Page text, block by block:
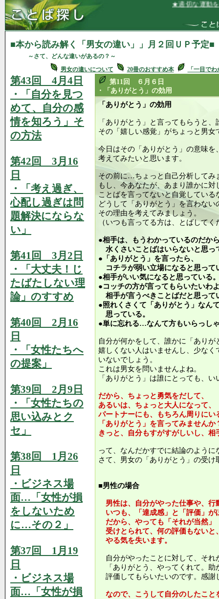
★適切な運動を楽しく毎
■本から読み解く「男女の違い」」月２回ＵＰ予定■
～さて、どんな違いがあるの？～
男女の違いについて
20冊のおすすめ本 「一目で
第43回 4月4日
・「自分を見つ
めて、自分の感
情を知ろう」そ
の方法
第42回 3月16
日
・「考え過ぎ、
心配し過ぎは問
題解決にならな
い」
第41回 3月2日
・「大丈夫！じ
たばたしない理
論」のすすめ
第40回 2月16
日
・「女性たちへ
の提案」
第39回 2月9日
・「女性たちの
思い込みとク
セ」
第38回 1月26
日
・ビジネス場
面…「女性が損
をしないため
に…その２」
第37回 1月19
日
・ビジネス場
面…「女性が損
第11回 ６月６日
・「ありがとう」の効用
「ありがとう」の効用
「ありがとう」と言ってもらうと
その「嬉しい感覚」がちょっと男女
今日はその「ありがとう」の意味を
考えてみたいと思います。
その前に…ちょっと自己分析してみ
もし、今あなたが、あまり誰かに
ことばを言ってないと自覚してい
どうして「ありがとう」を言わな
その理由を考えてみましょう。
（いつも言ってる方は、とばしてく
●相手は、もうわかっているのだか
水くさいことばはいらないと思っ
●「ありがとう」を言ったら、
コチラが弱い立場になると思って
●相手がいい気になると思っている
●コッチの方が言ってもらいたいわ
相手が言うべきことばだと思って
●照れくさくて「ありがとう」なん
思っている。
●単に忘れる…なんて方もいらっし
自分が何かをして、誰かに「あり
嬉しくない人はいませんし、少な
いないでしょう。
これは男女を問いませんよね。
「ありがとう」は誰にとっても、
だから、ちょっと勇気をだして、
あるいは、ちょっと大人になって、
パートナーにも、もちろん周りにい
「ありがとう」を言ってみませんか
きっと、自分もすがすがしいし、
って、なんだかすでに結論のよう
さて、男女の「ありがとう」の受
■男性の場合
男性は、自分がやった仕事や、行
いつも、「達成感」と「評価」が
だから、やっても「それが当然」
受けとられて、何の評価もないと
やる気を失います。
自分がやったことに対して、それ
「ありがとう、やってくれて。助
評価してもらいたいのです。感謝
なので、こうして自分のしたこと